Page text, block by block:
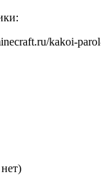
kakoi-